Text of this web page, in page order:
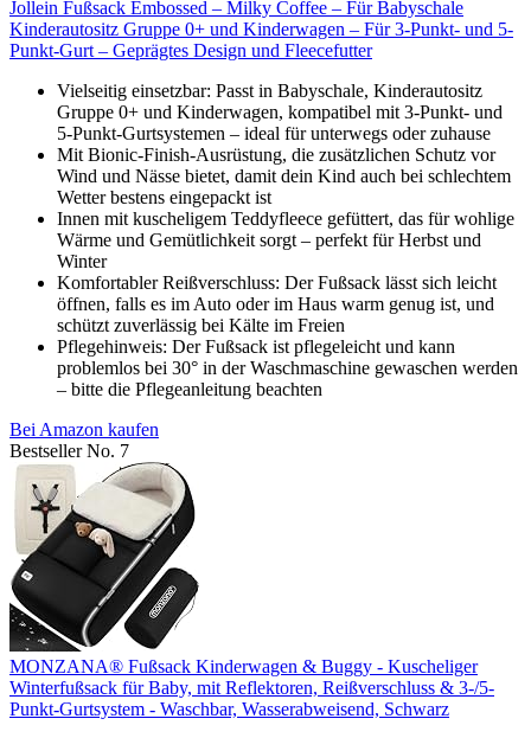
Jollein Fußsack Embossed – Milky Coffee – Für Babyschale
Kinderautositz Gruppe 0+ und Kinderwagen – Für 3-Punkt- und 5-
Punkt-Gurt – Geprägtes Design und Fleecefutter
Vielseitig einsetzbar: Passt in Babyschale, Kinderautositz
Gruppe 0+ und Kinderwagen, kompatibel mit 3-Punkt- und
5-Punkt-Gurtsystemen – ideal für unterwegs oder zuhause
Mit Bionic-Finish-Ausrüstung, die zusätzlichen Schutz vor
Wind und Nässe bietet, damit dein Kind auch bei schlechtem
Wetter bestens eingepackt ist
Innen mit kuscheligem Teddyfleece gefüttert, das für wohlige
Wärme und Gemütlichkeit sorgt – perfekt für Herbst und
Winter
Komfortabler Reißverschluss: Der Fußsack lässt sich leicht
öffnen, falls es im Auto oder im Haus warm genug ist, und
schützt zuverlässig bei Kälte im Freien
Pflegehinweis: Der Fußsack ist pflegeleicht und kann
problemlos bei 30° in der Waschmaschine gewaschen werden
– bitte die Pflegeanleitung beachten
Bei Amazon kaufen
Bestseller No. 7
MONZANA® Fußsack Kinderwagen & Buggy - Kuscheliger
Winterfußsack für Baby, mit Reflektoren, Reißverschluss & 3-/5-
Punkt-Gurtsystem - Waschbar, Wasserabweisend, Schwarz